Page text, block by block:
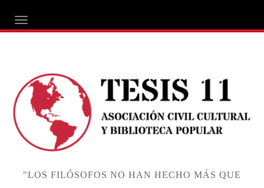
ALTERNAR NAVEGACIÓN
"LOS FILÓSOFOS NO HAN HECHO MÁS QUE